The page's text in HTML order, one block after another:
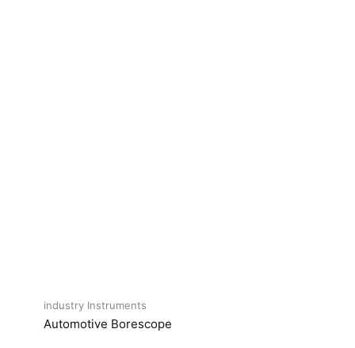
industry Instruments
Automotive Borescope